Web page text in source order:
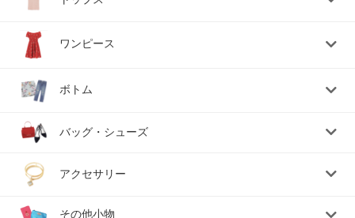
ワンピース
ボトム
バッグ・シューズ
アクセサリー
その他小物